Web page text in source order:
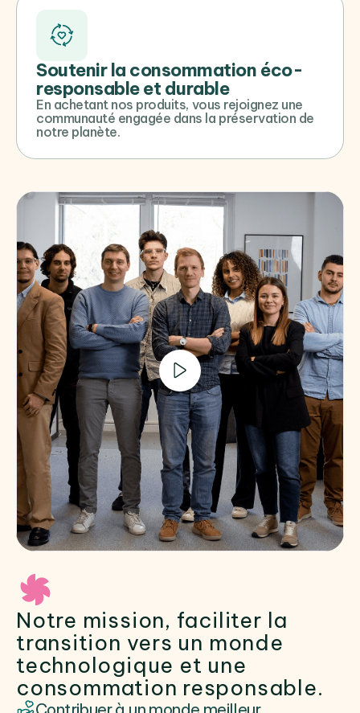
Soutenir la consommation éco-
responsable et durable
En achetant nos produits, vous rejoignez une
communauté engagée dans la préservation de
notre planète.
Notre mission, faciliter la
transition vers un monde
technologique et une
consommation responsable.
Contribuer à un monde meilleur